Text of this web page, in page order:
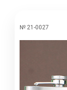
№ 21-0027